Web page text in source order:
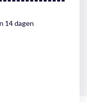
14 dagen